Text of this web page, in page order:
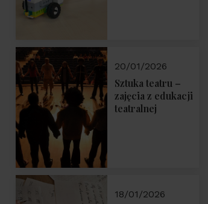
20/01/2026
Sztuka teatru –
zajęcia z edukacji
teatralnej
18/01/2026